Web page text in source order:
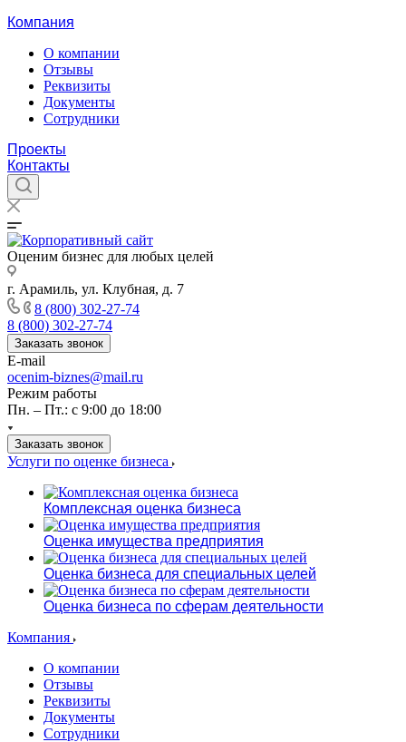
Компания
О компании
Отзывы
Реквизиты
Документы
Сотрудники
Проекты
Контакты
Оценим бизнес для любых целей
г. Арамиль, ул. Клубная, д. 7
8 (800) 302-27-74
8 (800) 302-27-74
Заказать звонок
E-mail
ocenim-biznes@mail.ru
Режим работы
Пн. – Пт.: с 9:00 до 18:00
Заказать звонок
Услуги по оценке бизнеса
Комплексная оценка бизнеса
Оценка имущества предприятия
Оценка бизнеса для специальных целей
Оценка бизнеса по сферам деятельности
Компания
О компании
Отзывы
Реквизиты
Документы
Сотрудники